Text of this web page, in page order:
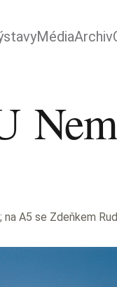
MédiaArchiv
A5 se Zdeňkem